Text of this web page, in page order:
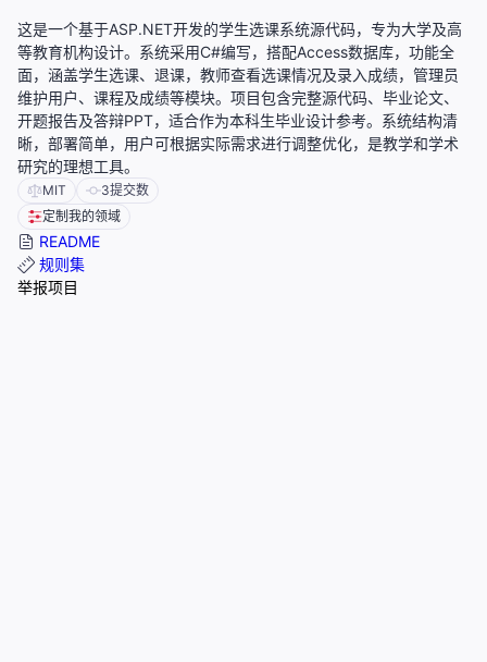
这是一个基于ASP.NET开发的学生选课系统源代码，专为大学及高
等教育机构设计。系统采用C#编写，搭配Access数据库，功能全
面，涵盖学生选课、退课，教师查看选课情况及录入成绩，管理员
维护用户、课程及成绩等模块。项目包含完整源代码、毕业论文、
开题报告及答辩PPT，适合作为本科生毕业设计参考。系统结构清
晰，部署简单，用户可根据实际需求进行调整优化，是教学和学术
研究的理想工具。
MIT 3提交数
定制我的领域
README
规则集
举报项目